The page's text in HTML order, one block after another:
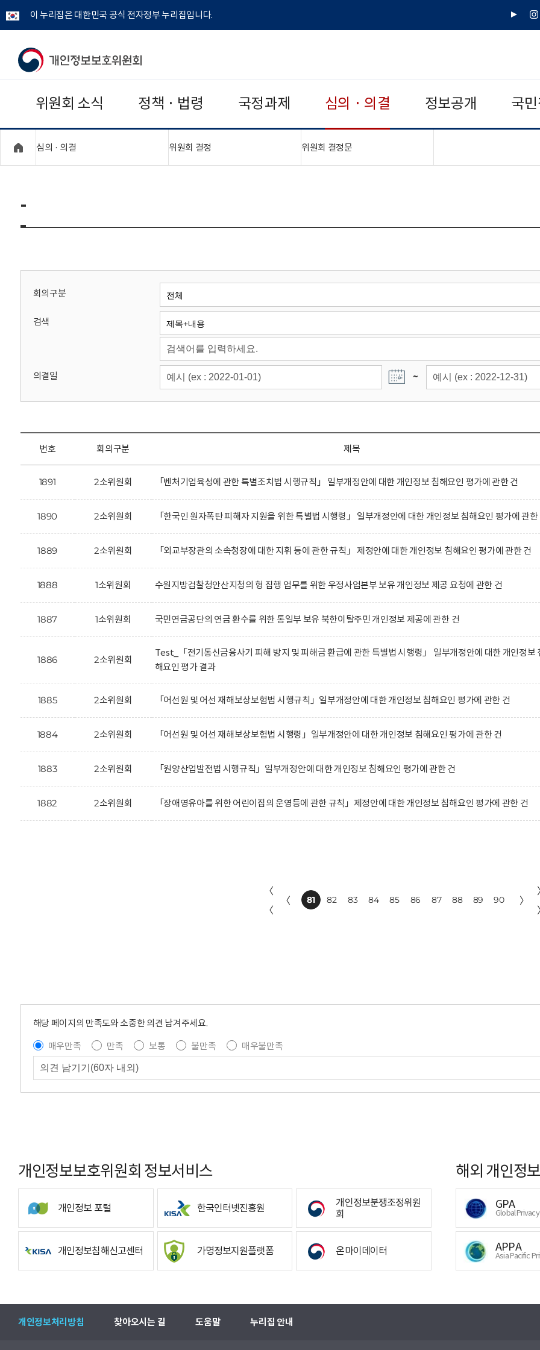
이 누리집은 대한민국 공식 전자정부 누리집입니다.
유
인
개
보
보
위
회
위원회 소식 정책 · 법령 국정과제 심의 · 의결 정보공개 국
심의 · 의결 위원회 결정 위원회 결정문"접기,펼치기"
-
회의구분
검색
의결일 ~
번호 회의구분 제목
1891 2소위원회 「벤처기업육성에 관한 특별조치법 시행규칙」 일부개정안에 대한 개인정보 침해요인 평가에 관한 건
1890 2소위원회 「한국인 원자폭탄 피해자 지원을 위한 특별법 시행령」 일부개정안에 대한 개인정보 침해요인 평가에 관한
1889 2소위원회 「외교부장관의 소속청장에 대한 지휘 등에 관한 규칙」 제정안에 대한 개인정보 침해요인 평가에 관한 건
1888 1소위원회 수원지방검찰청안산지청의 형 집행 업무를 위한 우정사업본부 보유 개인정보 제공 요청에 관한 건
1887 1소위원회 국민연금공단의 연금 환수를 위한 통일부 보유 북한이탈주민 개인정보 제공에 관한 건
1886 2소위원회
Test_「전기통신금융사기 피해 방지 및 피해금 환급에 관한 특별법 시행령」 일부개정안에 대한 개인정보
해요인 평가 결과
1885 2소위원회 「어선원 및 어선 재해보상보험법 시행규칙」일부개정안에 대한 개인정보 침해요인 평가에 관한 건
1884 2소위원회 「어선원 및 어선 재해보상보험법 시행령」일부개정안에 대한 개인정보 침해요인 평가에 관한 건
1883 2소위원회 「원양산업발전법 시행규칙」일부개정안에 대한 개인정보 침해요인 평가에 관한 건
1882 2소위원회 「장애영유아를 위한 어린이집의 운영등에 관한 규칙」제정안에 대한 개인정보 침해요인 평가에 관한 건
〈
〈
〈 81 82 83 84 85 86 87 88 89 90 〉
해당 페이지의 만족도와 소중한 의견 남겨주세요.
매우만족
만족 보통 불만족
매우불만족
개인정보보호위원회 정보서비스
개인정보 포털 한국인터넷진흥원
개인정보분쟁조정위원
회
개인정보침해신고센터 가명정보지원플랫폼 온마이데이터
해외 개인정
GPA
Global
APPA
Asia Pacific
개인정보처리방침 찾아오시는 길 도움말 누리집 안내